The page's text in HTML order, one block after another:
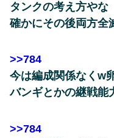
タンクの考え方やな
確かにその後両方全
>>784
今は編成関係なくw
バンギとかの継戦能
>>784